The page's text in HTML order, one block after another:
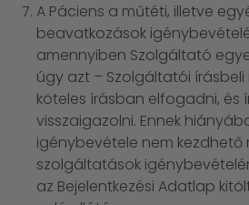
A Páciens a műtéti, illetve
beavatkozások
amennyiben Szolgáltató
úgy azt – Szolgáltatói
köteles írásban elfogadni, és
visszaigazolni. Ennek
igénybevétele nem kezdhető
szolgáltatások
az Bejelentkezési Adatlap